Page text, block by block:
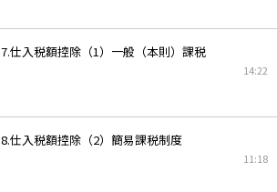
7.仕入税額控除（1）一般（本則）課税
14:22
8.仕入税額控除（2）簡易課税制度
11:18